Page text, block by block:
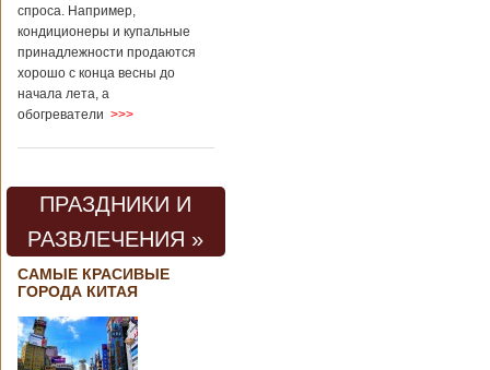
спроса. Например,
кондиционеры и купальные
принадлежности продаются
хорошо с конца весны до
начала лета, а
обогреватели >>>
ПРАЗДНИКИ И
РАЗВЛЕЧЕНИЯ »
САМЫЕ КРАСИВЫЕ
ГОРОДА КИТАЯ